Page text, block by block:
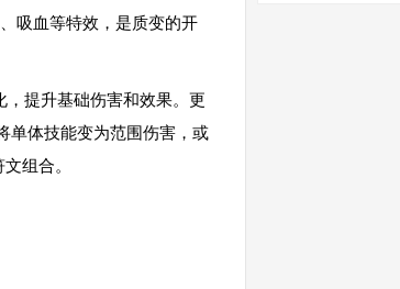
吸血等特效，是质变的开
提升基础伤害和效果。更
单体技能变为范围伤害，或
组合。